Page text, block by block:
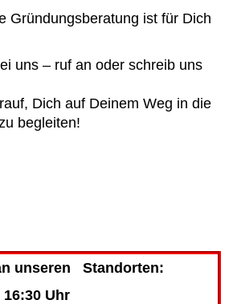
Gründungsberatung ist für Dich
uns – ruf an oder schreib uns
Dich auf Deinem Weg in die
begleiten!
unseren Standorten:
16:30 Uhr